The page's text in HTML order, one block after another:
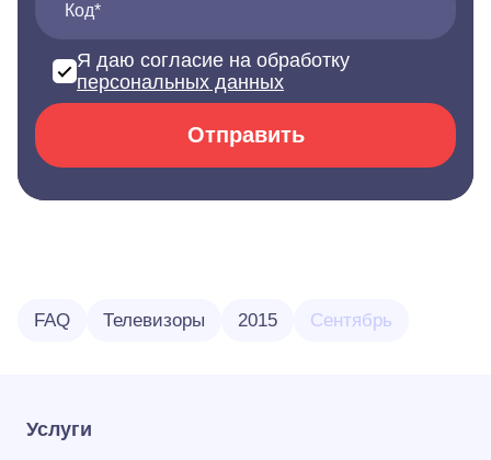
Код*
Я даю согласие на обработку
персональных данных
Отправить
FAQ Телевизоры 2015 Сентябрь
Услуги